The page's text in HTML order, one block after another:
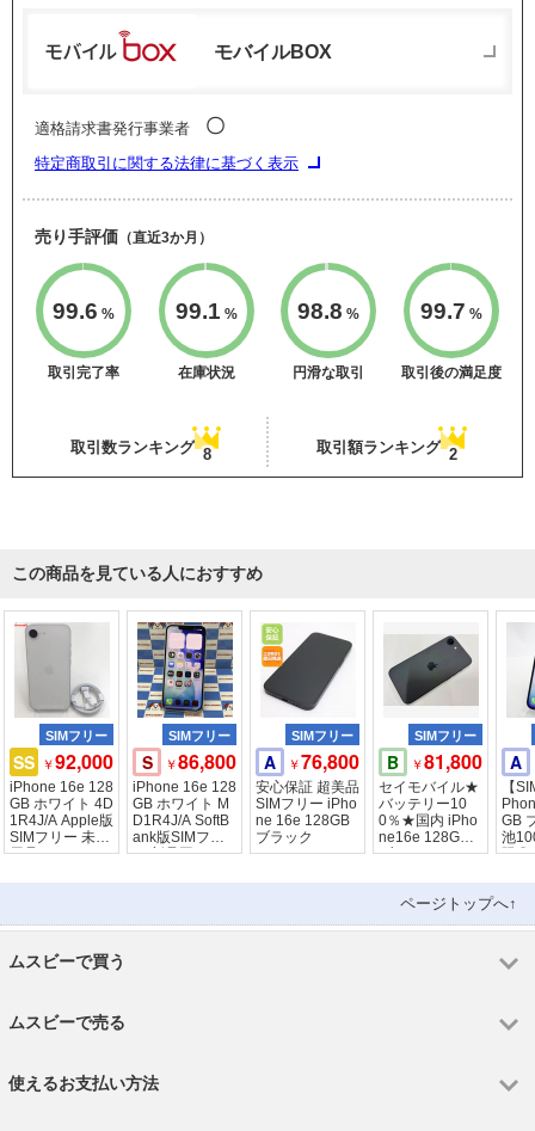
モバイルBOX
適格請求書発行事業者 〇
特定商取引に関する法律に基づく表示
売り手評価 （直近3か月）
99.6 %
取引完了率
99.1 %
在庫状況
98.8 %
円滑な取引
99.7 %
取引後の満足度
取引数ランキング 8 取引額ランキング 2
この商品を見ている人におすすめ
SIMフリー
SS ￥92,000
iPhone 16e 128
GB ホワイト 4D
1R4J/A Apple版
SIMフリー 未使
用品
SIMフリー
S ￥86,800
iPhone 16e 128
GB ホワイト M
D1R4J/A SoftB
ank版SIMフリ
ー 新品同
SIMフリー
A ￥76,800
安心保証 超美品
SIMフリー iPho
ne 16e 128GB
ブラック
SIMフリー
B ￥81,800
セイモバイル★
バッテリー10
0％★国内 iPho
ne16e 128GB
ブラック
A
【
GB
池
限〇
ページトップへ↑
ムスビーで買う
ムスビーで売る
使えるお支払い方法